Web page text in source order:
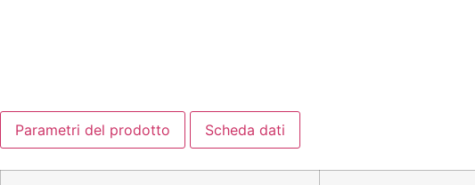
Parametri del prodotto Scheda dati